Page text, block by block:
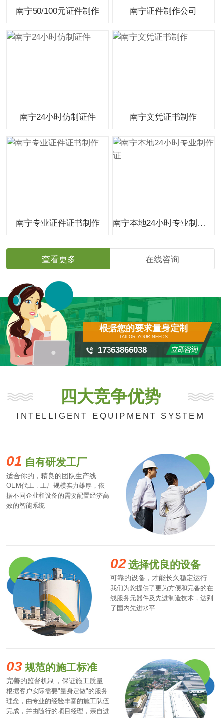
南宁50/100元证件制作 南宁证件制作公司
南宁24小时仿制证件 南宁文凭证书制作
南宁专业证件证书制作 南宁本地24小时专业制作证
查看更多 在线咨询
根据您的要求量身定制
TAILOR YOUR NEEDS
17363866038
四大竞争优势
INTELLIGENT EQUIPMENT SYSTEM
01 自有研发工厂
适合你的，精良的团队生产线
OEM代工，工厂规模实力雄厚，依
据不同企业和设备的需要配置经济高
效的智能系统
02选择优良的设备
可靠的设备，才能长久稳定运行
我们为您提供了更为方便和完备的在
线服务元器件及先进制造技术，达到
了国内先进水平
03 规范的施工标准
完善的监督机制，保证施工质量
根据客户实际需要"量身定做"的服务
理念，由专业的经验丰富的施工队伍
完成，并由随行的项目经理，亲自进